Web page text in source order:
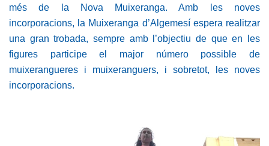
més de la Nova Muixeranga. Amb les noves
incorporacions, la Muixeranga d’Algemesí espera realitzar
una gran trobada, sempre amb l’objectiu de que en les
figures participe el major número possible de
muixerangueres i muixeranguers, i sobretot, les noves
incorporacions.